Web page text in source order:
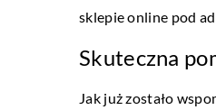
sklepie online pod
Skuteczna
Jak już zostało